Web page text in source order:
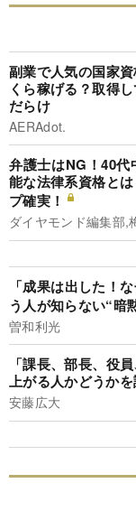
副業で人気の国家
くら稼げる？取得
だらけ
AERAdot.
弁護士はNG！40
能な法律系資格と
プ確実！
ダイヤモンド編集部,
「成果は出した！
う人が知らない“暗
曽和利光
「課長、部長、役
上がる人かどうか
安藤広大